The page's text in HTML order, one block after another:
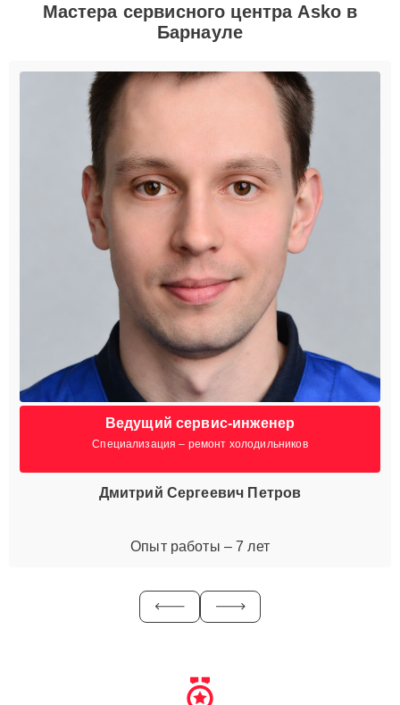
Мастера сервисного центра Asko в
Барнауле
Ведущий сервис-инженер
Специализация – ремонт холодильников
Дмитрий Сергеевич Петров
Опыт работы – 7 лет